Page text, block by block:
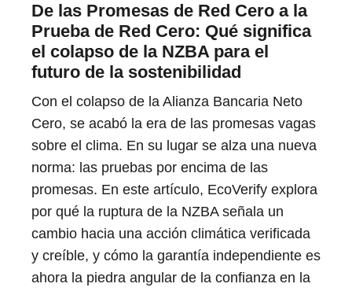
De las Promesas de Red Cero a la
Prueba de Red Cero: Qué significa
el colapso de la NZBA para el
futuro de la sostenibilidad
Con el colapso de la Alianza Bancaria Neto
Cero, se acabó la era de las promesas vagas
sobre el clima. En su lugar se alza una nueva
norma: las pruebas por encima de las
promesas. En este artículo, EcoVerify explora
por qué la ruptura de la NZBA señala un
cambio hacia una acción climática verificada
y creíble, y cómo la garantía independiente es
ahora la piedra angular de la confianza en la